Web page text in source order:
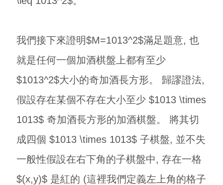
我們接下來證明$M=1013^2$滿足題意, 也
就是任何一個加酒棋盤上都有至少
$1013^2$大小的奇加酒長方形。 歸謬證法,
假設存在某個不存在大小至少 $1013 \times
1013$ 奇加酒長方形的加酒棋盤。 將其切
成四個 $1013 \times 1013$ 子棋盤, 並不失
一般性假設在右下角的子棋盤中, 存在一格
$(x,y)$ 是紅的 (這裡我們定義左上角的格子